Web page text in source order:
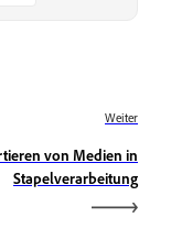
Weiter
von Medien in
Stapelverarbeitung